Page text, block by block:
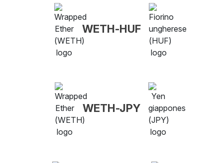
WETH-HUF
WETH-JPY